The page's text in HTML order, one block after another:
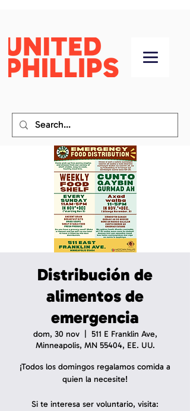
Distribución de
alimentos de
emergencia
dom, 30 nov
  |
511 E Franklin Ave,
Minneapolis, MN 55404, EE. UU.
¡Todos los domingos regalamos comida a
quien la necesite!
Si te interesa ser voluntario, visita: